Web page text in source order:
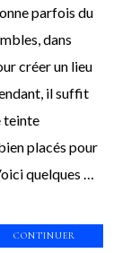
parfois du
dans
créer un lieu
il suffit
teinte
placés pour
quelques …
CONTINUER